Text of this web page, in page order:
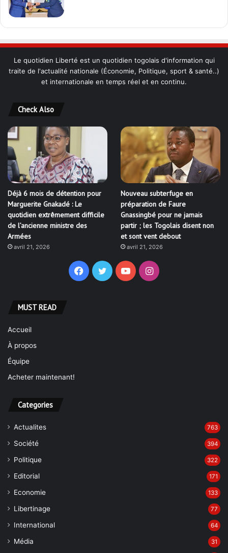
Le quotidien Liberté est un quotidien togolais d'information qui
traite de l'actualité nationale (Économie, Politique, sport & santé..)
et internationale en temps réel et en continu.
Check Also
Déjà 6 mois de détention pour
Marguerite Gnakadé : Le
quotidien extrêmement difficile
de l’ancienne ministre des
Armées
avril 21, 2026
Nouveau subterfuge en
préparation de Faure
Gnassingbé pour ne jamais
partir ; les Togolais disent non
et sont vent debout
avril 21, 2026
Facebook
TwitterYouTubeInstagram
MUST READ
Accueil
À propos
Équipe
Acheter maintenant!
Categories
Actualites 763
Société 394
Politique 322
Editorial 171
Economie 133
Libertinage 77
International 64
Média 31